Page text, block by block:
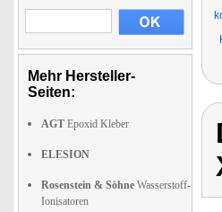
Mehr Hersteller-
Seiten:
AGT Epoxid Kleber
ELESION
Rosenstein & Söhne Wasserstoff-
Ionisatoren